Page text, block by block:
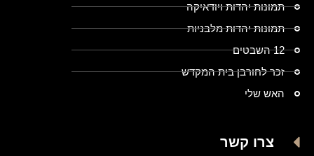
תמונות יהדות ויודאיקה
תמונות יהדות מלבניות
12 השבטים
זכר לחורבן בית המקדש
האש שלי
צרו קשר